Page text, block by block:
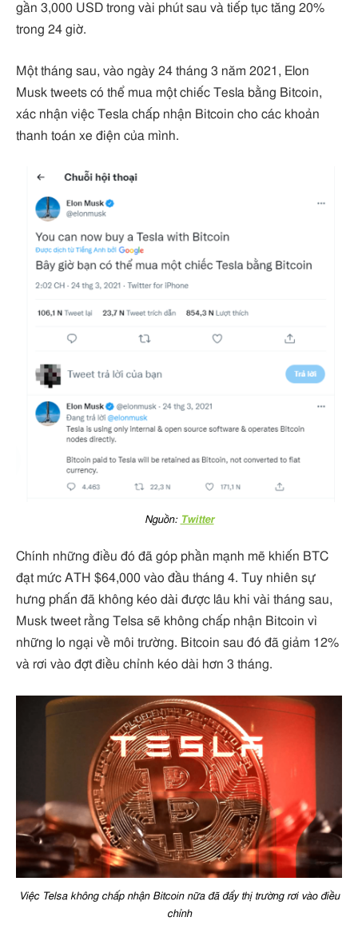
gần 3,000 USD trong vài phút sau và tiếp tục tăng 20% ​​
trong 24 giờ.
Một tháng sau, vào ngày 24 tháng 3 năm 2021, Elon
Musk tweets có thể mua một chiếc Tesla bằng Bitcoin,
xác nhận việc Tesla chấp nhận Bitcoin cho các khoản
thanh toán xe điện của mình.
Nguồn: Twitter
Chính những điều đó đã góp phần mạnh mẽ khiến BTC
đạt mức ATH $64,000 vào đầu tháng 4. Tuy nhiên sự
hưng phấn đã không kéo dài được lâu khi vài tháng sau,
Musk tweet rằng Telsa sẽ không chấp nhận Bitcoin vì
những lo ngại về môi trường. Bitcoin sau đó đã giảm 12%
và rơi vào đợt điều chỉnh kéo dài hơn 3 tháng.
Việc Telsa không chấp nhận Bitcoin nữa đã đẩy thị trường rơi vào điều
chỉnh